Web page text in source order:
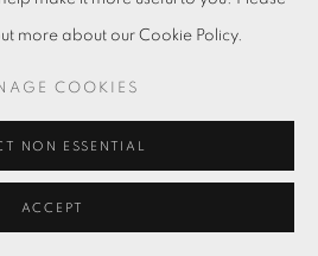
more about our Cookie Policy.
COOKIES
NON ESSENTIAL
ACCEPT